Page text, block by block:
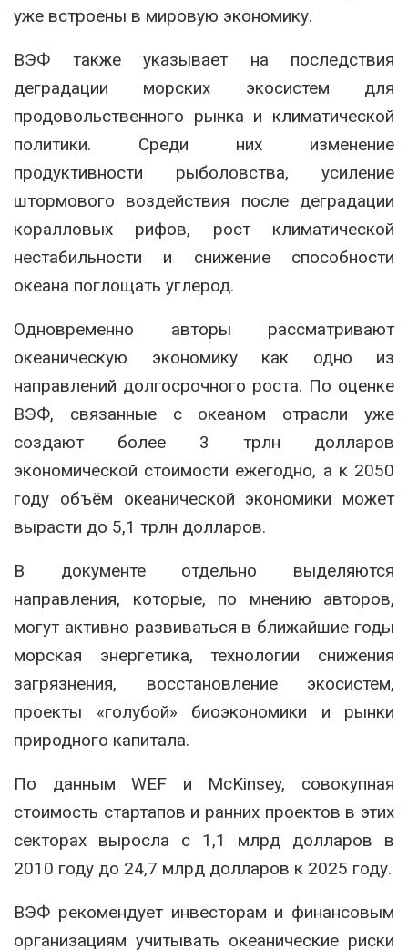
уже встроены в мировую экономику.
ВЭФ также указывает на последствия
деградации морских экосистем для
продовольственного рынка и климатической
политики. Среди них изменение
продуктивности рыболовства, усиление
штормового воздействия после деградации
коралловых рифов, рост климатической
нестабильности и снижение способности
океана поглощать углерод.
Одновременно авторы рассматривают
океаническую экономику как одно из
направлений долгосрочного роста. По оценке
ВЭФ, связанные с океаном отрасли уже
создают более 3 трлн долларов
экономической стоимости ежегодно, а к 2050
году объём океанической экономики может
вырасти до 5,1 трлн долларов.
В документе отдельно выделяются
направления, которые, по мнению авторов,
могут активно развиваться в ближайшие годы
морская энергетика, технологии снижения
загрязнения, восстановление экосистем,
проекты «голубой» биоэкономики и рынки
природного капитала.
По данным WEF и McKinsey, совокупная
стоимость стартапов и ранних проектов в этих
секторах выросла с 1,1 млрд долларов в
2010 году до 24,7 млрд долларов к 2025 году.
ВЭФ рекомендует инвесторам и финансовым
организациям учитывать океанические риски